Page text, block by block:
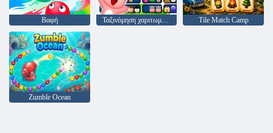
Βαφή Ταξινόμηση χαριτωμένα ζώα Tile Match Camp
Zumble Ocean